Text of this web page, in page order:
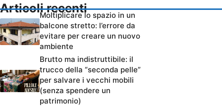
Articoli recenti
Moltiplicare lo spazio in un
balcone stretto: l’errore da
evitare per creare un nuovo
ambiente
Brutto ma indistruttibile: il
trucco della “seconda pelle”
per salvare i vecchi mobili
(senza spendere un
patrimonio)